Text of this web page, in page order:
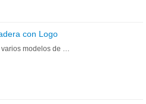
con Logo
varios modelos de …